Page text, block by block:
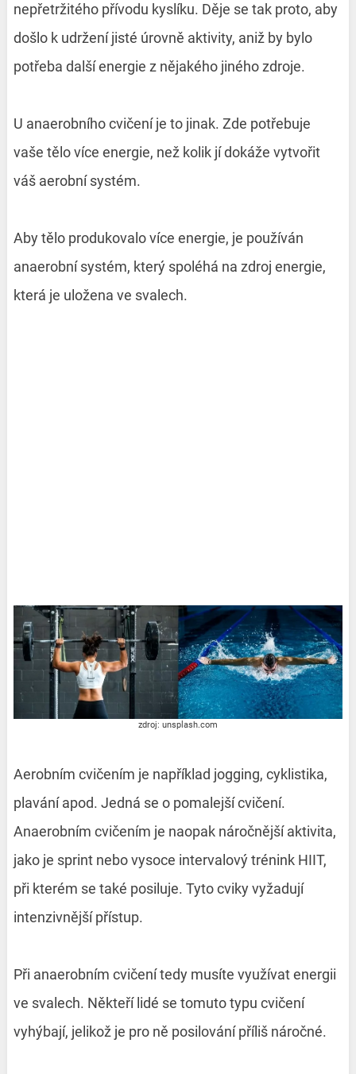
nepřetržitého přívodu kyslíku. Děje se tak proto, aby
došlo k udržení jisté úrovně aktivity, aniž by bylo
potřeba další energie z nějakého jiného zdroje.
U anaerobního cvičení je to jinak. Zde potřebuje
vaše tělo více energie, než kolik jí dokáže vytvořit
váš aerobní systém.
Aby tělo produkovalo více energie, je používán
anaerobní systém, který spoléhá na zdroj energie,
která je uložena ve svalech.
zdroj: unsplash.com
Aerobním cvičením je například jogging, cyklistika,
plavání apod. Jedná se o pomalejší cvičení.
Anaerobním cvičením je naopak náročnější aktivita,
jako je sprint nebo vysoce intervalový trénink HIIT,
při kterém se také posiluje. Tyto cviky vyžadují
intenzivnější přístup.
Při anaerobním cvičení tedy musíte využívat energii
ve svalech. Někteří lidé se tomuto typu cvičení
vyhýbají, jelikož je pro ně posilování příliš náročné.